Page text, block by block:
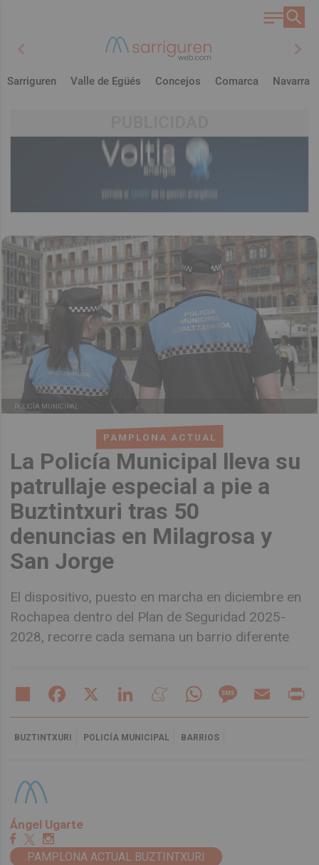
chevron_left chevron_right
Sarriguren Valle de Egüés Concejos Comarca Navarra
PAMPLONA ACTUAL
La Policía Municipal lleva su
patrullaje especial a pie a
Buztintxuri tras 50
denuncias en Milagrosa y
San Jorge
El dispositivo, puesto en marcha en diciembre en
Rochapea dentro del Plan de Seguridad 2025-
2028, recorre cada semana un barrio diferente
POLICÍA MUNICIPAL
Share Facebook LinkedIn MeneameWhatsAppMessageEmail
BUZTINTXURI POLICÍA MUNICIPAL BARRIOS
Ángel Ugarte
PAMPLONA ACTUAL BUZTINTXURI